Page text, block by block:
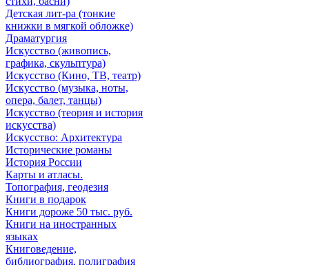
Детская лит-ра (тонкие
книжки в мягкой обложке)
Драматургия
Искусствo (живопись,
графика, скульптура)
Искусствo (Кино, ТВ, театр)
Искусствo (музыка, ноты,
опера, балет, танцы)
Искусствo (теория и история
искусства)
Искусство: Архитектура
Исторические романы
История России
Карты и атласы.
Топография, геодезия
Книги в подарок
Книги дороже 50 тыс. руб.
Книги на иностранных
языках
Книговедение,
библиография, полиграфия